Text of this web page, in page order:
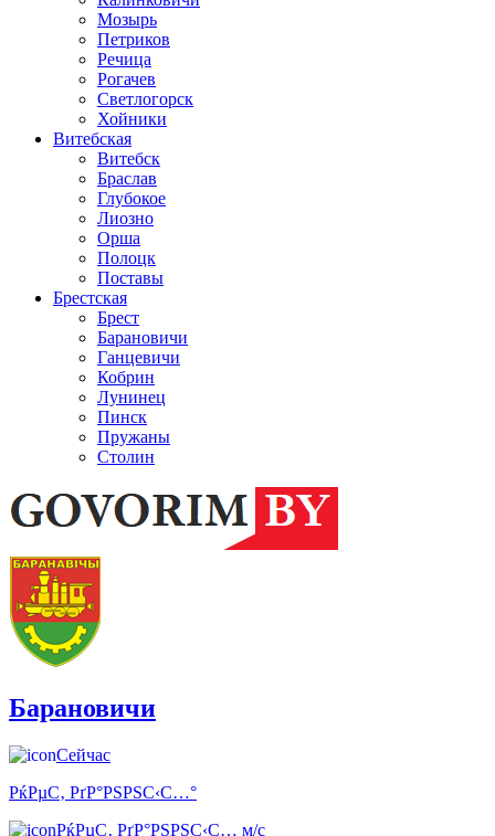
Мозырь
Петриков
Речица
Рогачев
Светлогорск
Хойники
Витебская
Витебск
Браслав
Глубокое
Лиозно
Орша
Полоцк
Поставы
Брестская
Брест
Барановичи
Ганцевичи
Кобрин
Лунинец
Пинск
Пружаны
Столин
Барановичи
Сейчас
РќРµС‚ РґР°РЅРЅС‹С…°
РќРµС‚ РґР°РЅРЅС‹С… м/с